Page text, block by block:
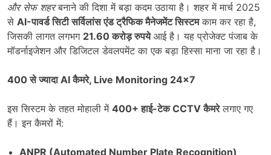
और सेफ शहरबनाने की दिशा में बड़ा कदम उठाया है। शहर में मार्च 2025
से AI-पावर्ड सिटी सर्विलांस एंड ट्रैफिक मैनेजमेंट सिस्टमकाम कर रहा है,
जिसकी लागत लगभग 21.60करोड़ रुपयेआई है। यह प्रोजेक्ट पंजाब के
मॉडर्नाइजेशन और डिजिटल डेवलपमेंट का एक बड़ा हिस्सा माना जा रहा है।
400से ज्यादा AIकैमरे, Live Monitoring 24×7
इस सिस्टम के तहत मोहाली में 400+हाई-टेकCCTVकैमरेलगाए गए
हैं। इन कैमरों में:
ANPR (Automated Number Plate Recognition)